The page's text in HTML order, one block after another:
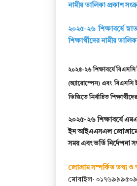
নামীয় তালিকা প্রকাশ
২০২৫-২৬ শিক্ষাবর্ষে
শিক্ষার্থীদের নামীয়
২০২৫-২৬ শিক্ষাবর্ষে বিএসসি
(অ্যারোস্পেস) এবং বিএসসি
ভিত্তিতে নির্বাচিত
২০২৫-২৬ শিক্ষাবর্ষে
ইন আইএএসএল প্রোগ্রামে
সময় এবং ভর্তি নির্দেশনা
প্রোগ্রাম সম্পর্কিত তথ্য
মোবাইল-